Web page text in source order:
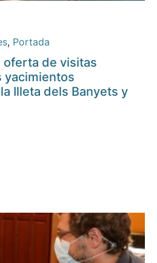
, Portada
oferta de visitas
yacimientos
Illeta dels Banyets y